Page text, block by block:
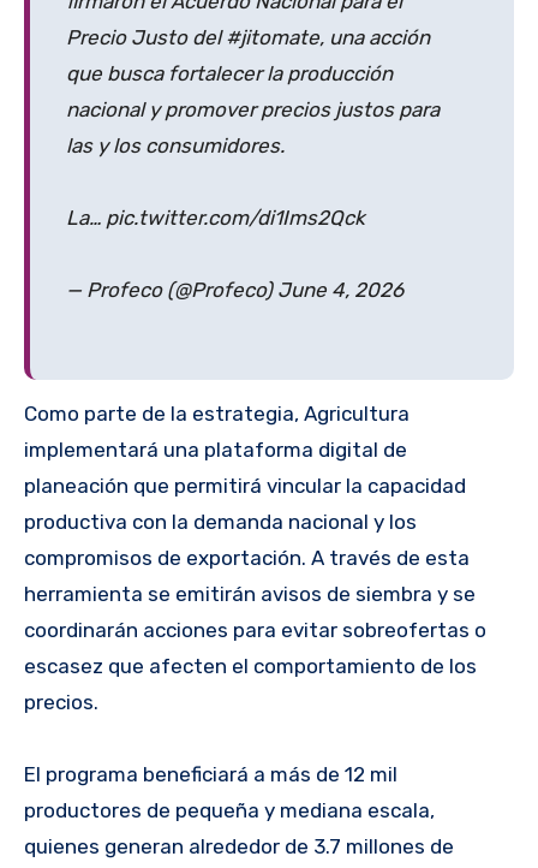
Precio Justo del #jitomate, una acción
que busca fortalecer la producción
nacional y promover precios justos para
las y los consumidores.
La… pic.twitter.com/di1Ims2Qck
— Profeco (@Profeco) June 4, 2026
Como parte de la estrategia, Agricultura
implementará una plataforma digital de
planeación que permitirá vincular la capacidad
productiva con la demanda nacional y los
compromisos de exportación. A través de esta
herramienta se emitirán avisos de siembra y se
coordinarán acciones para evitar sobreofertas o
escasez que afecten el comportamiento de los
precios.
El programa beneficiará a más de 12 mil
productores de pequeña y mediana escala,
quienes generan alrededor de 3.7 millones de